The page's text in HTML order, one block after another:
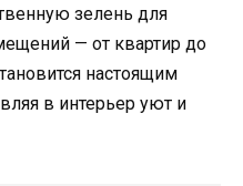
зелень для
— от квартир до
настоящим
в интерьер уют и